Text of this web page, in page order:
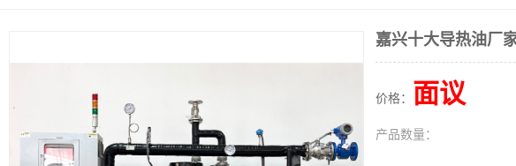
嘉兴十大导热油厂
价格： 面议
产品数量：